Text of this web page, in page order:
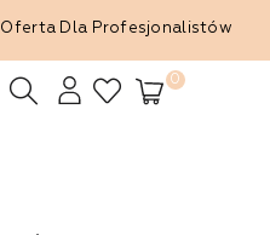
Oferta Dla Profesjonalistów
0